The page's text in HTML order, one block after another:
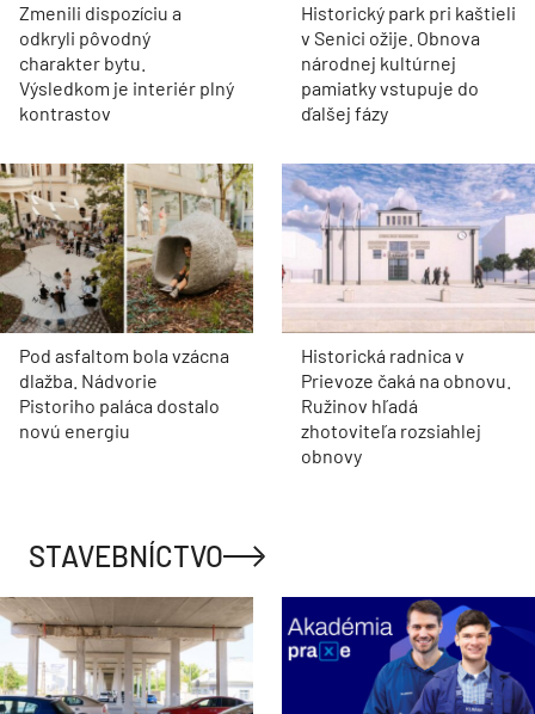
Zmenili dispozíciu a
odkryli pôvodný
charakter bytu.
Výsledkom je interiér plný
kontrastov
Historický park pri kaštieli
v Senici ožije. Obnova
národnej kultúrnej
pamiatky vstupuje do
ďalšej fázy
Pod asfaltom bola vzácna
dlažba. Nádvorie
Pistoriho paláca dostalo
novú energiu
Historická radnica v
Prievoze čaká na obnovu.
Ružinov hľadá
zhotoviteľa rozsiahlej
obnovy
STAVEBNÍCTVO